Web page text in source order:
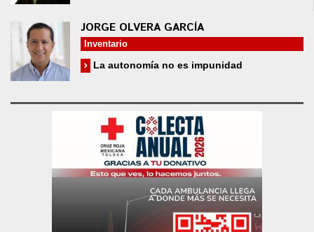
JORGE OLVERA GARCÍA
Inventario
La autonomía no es impunidad